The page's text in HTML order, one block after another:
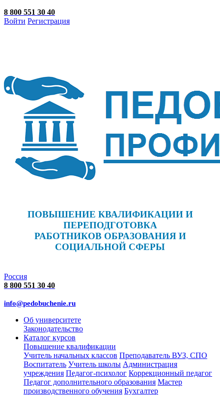
8 800 551 30 40
Войти Регистрация
ПОВЫШЕНИЕ КВАЛИФИКАЦИИ И
ПЕРЕПОДГОТОВКА
РАБОТНИКОВ ОБРАЗОВАНИЯ И
СОЦИАЛЬНОЙ СФЕРЫ
Россия
8 800 551 30 40
info@pedobuchenie.ru
Об университете
Законодательство
Каталог курсов
Повышение квалификации
Учитель начальных классов Преподаватель ВУЗ, СПО
Воспитатель Учитель школы Администрация
учреждения Педагог-психолог Коррекционный педагог
Педагог дополнительного образования Мастер
производственного обучения Бухгалтер